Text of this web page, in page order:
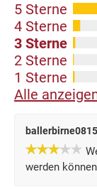
5 Sterne
4 Sterne
3 Sterne
2 Sterne
1 Sterne
Alle
ballerbirne0815
werden können